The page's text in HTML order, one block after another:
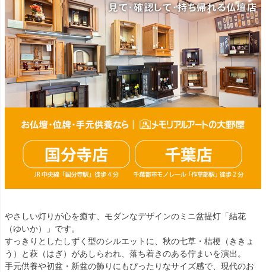
やさしい灯りが心を癒す、モダンなデザインのミニ盆提灯「結花
（ゆいか）」です。
すっきりとしたしずく型のシルエットに、秋の七草・桔梗（ききょ
う）と萩（はぎ）があしらわれ、落ち着きのある佇まいを演出。
手元供養や初盆・新盆の飾りにもぴったりなサイズ感で、現代のお